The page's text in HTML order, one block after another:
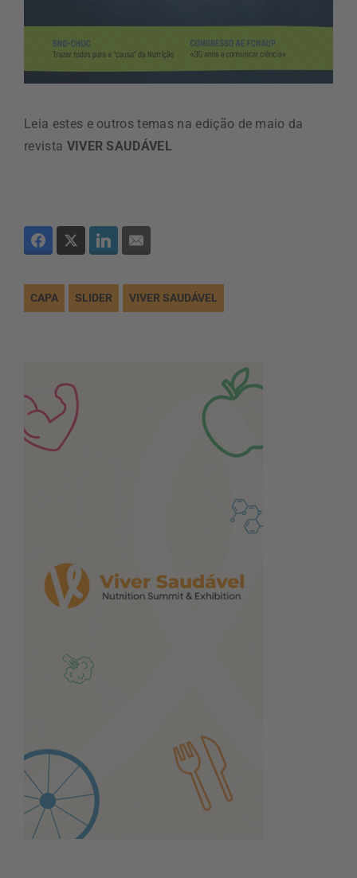
Leia estes e outros temas na edição de maio da
revista VIVER SAUDÁVEL
CAPA SLIDER VIVER SAUDÁVEL